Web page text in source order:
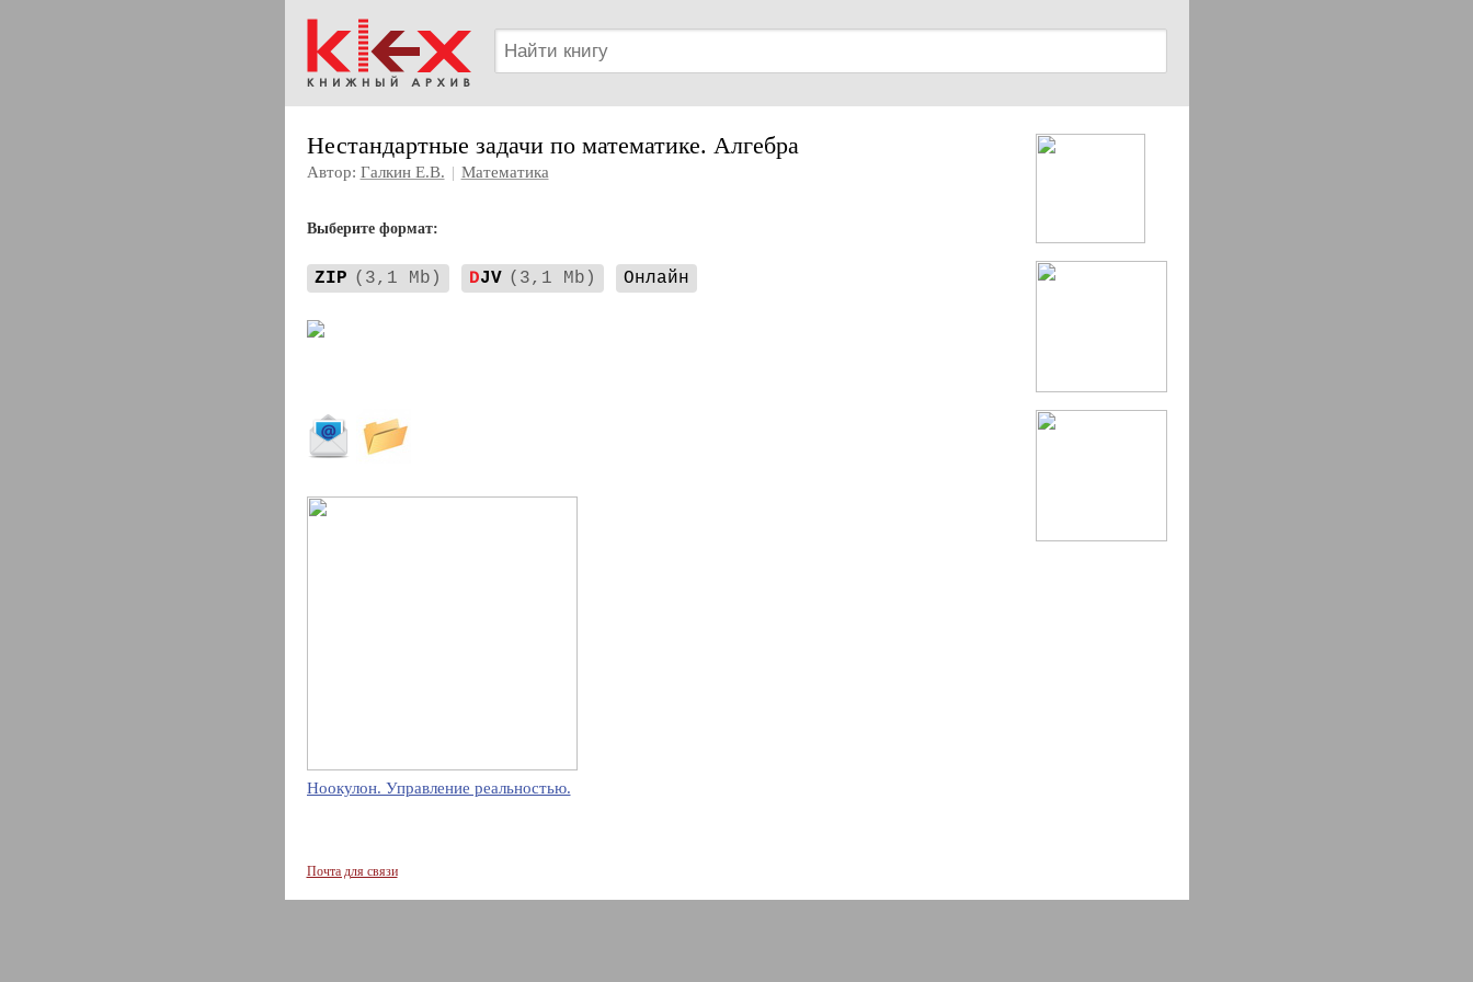
Нестандартные задачи по математике. Алгебра
Автор: Галкин Е.В. | Математика
Выберите формат:
ZIP (3,1 Mb) DJV (3,1 Mb) Онлайн
Ноокулон. Управление реальностью.
Почта для связи